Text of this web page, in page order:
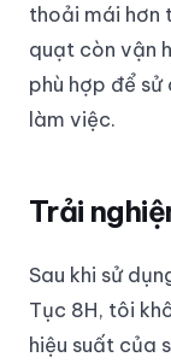
thoải mái hơn
quạt còn vận
phù hợp để
làm việc.
Trải
Sau khi sử
Tục 8H, tôi
hiệu suất của